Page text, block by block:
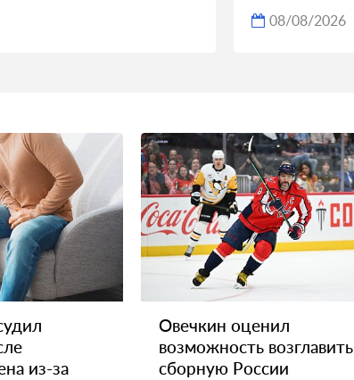
08/08/2026
из-за
Овечкин оценил
возможность возглавить
сборную России